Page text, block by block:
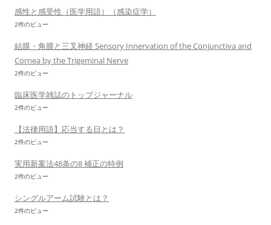
感性と感受性（医学用語）（感染症学）
2件のビュー
結膜・角膜と三叉神経 Sensory Innervation of the Conjunctiva and
Cornea by the Trigeminal Nerve
2件のビュー
臨床医学雑誌のトップジャーナル
2件のビュー
【法律用語】応当する日とは？
2件のビュー
実用新案法48条の8 補正の特例
2件のビュー
シングルアーム試験とは？
2件のビュー